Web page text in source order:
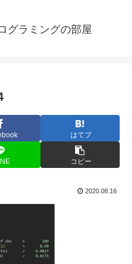
グラミングの部屋
はてブ
コピー
2020.08.16